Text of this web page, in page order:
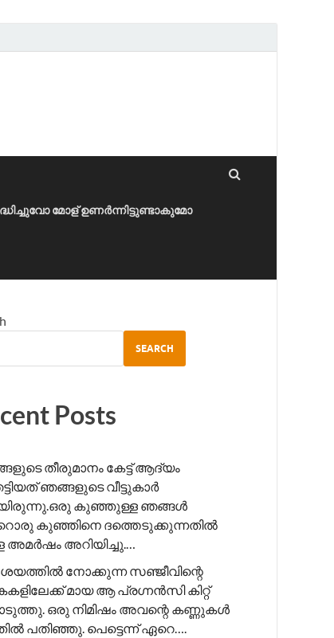
മോള് ഉണർന്നിട്ടുണ്ടാകുമോ
SEARCH
Posts
തീരുമാനം കേട്ട് ആദ്യം
ഞങ്ങളുടെ വീട്ടുകാർ
കുഞ്ഞുള്ള ഞങ്ങൾ
കുഞ്ഞിനെ ദത്തെടുക്കുന്നതിൽ
അമർഷം അറിയിച്ചു.…
നോക്കുന്ന സഞ്ജീവിന്റെ
മായ ആ പ്രഗ്നൻസി കിറ്റ്
ഒരു നിമിഷം അവന്റെ കണ്ണുകൾ
പതിഞ്ഞു. പെട്ടെന്ന് ഏറെ….